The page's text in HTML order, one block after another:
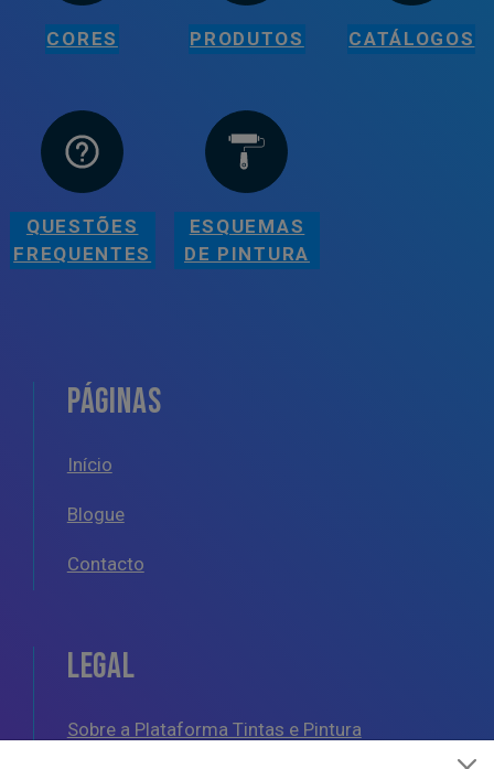
CORES PRODUTOS CATÁLOGOS
QUESTÕES
FREQUENTES
ESQUEMAS
DE PINTURA
PÁGINAS
Início
Blogue
Contacto
LEGAL
Sobre a Plataforma Tintas e Pintura